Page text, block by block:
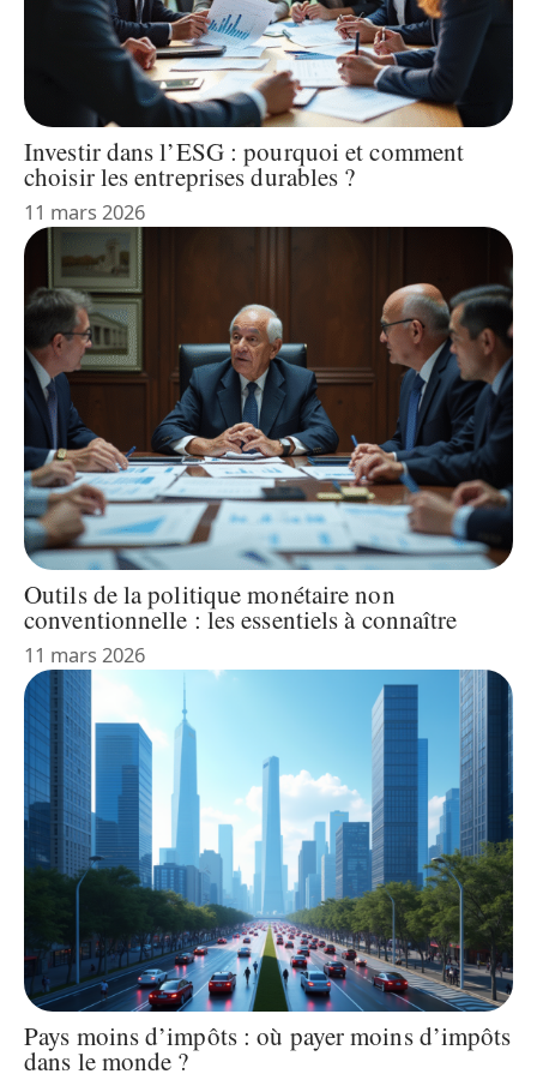
Investir dans l’ESG : pourquoi et comment
choisir les entreprises durables ?
11 mars 2026
Outils de la politique monétaire non
conventionnelle : les essentiels à connaître
11 mars 2026
Pays moins d’impôts : où payer moins d’impôts
dans le monde ?